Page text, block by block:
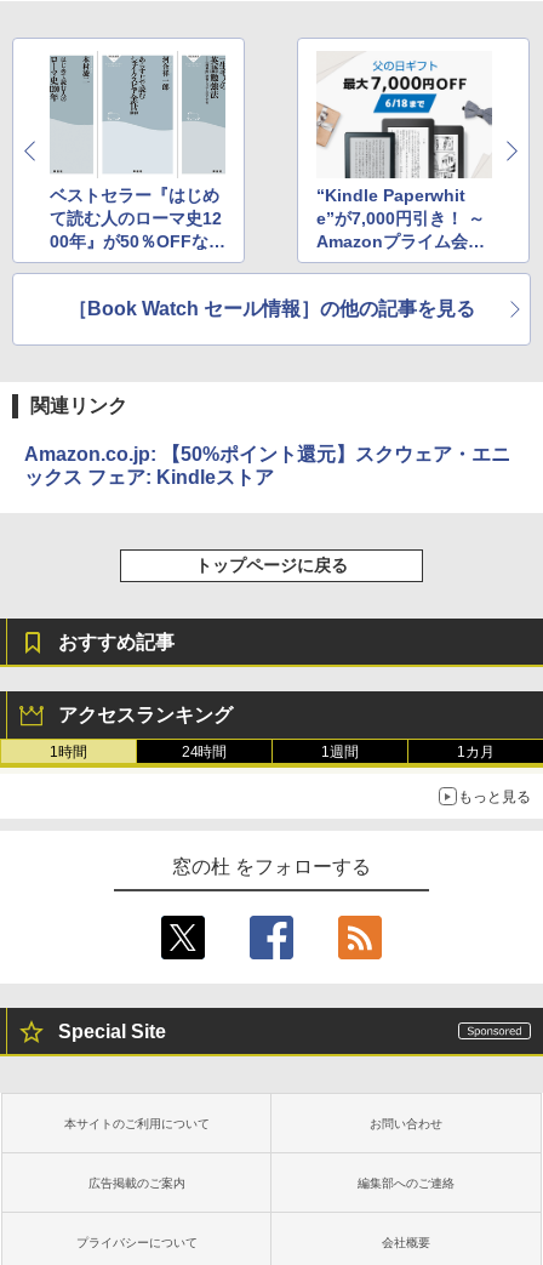
ベストセラー『はじめ
て読む人のローマ史12
00年』が50％OFFなど
Kindle本のセール
“Kindle Paperwhit
e”が7,000円引き！ ～
Amazonプライム会員
向け父の日セールが18
［Book Watch セール情報］の他の記事を見る
関連リンク
Amazon.co.jp: 【50%ポイント還元】スクウェア・エニ
ックス フェア: Kindleストア
トップページに戻る
おすすめ記事
アクセスランキング
1時間 24時間 1週間 1カ月
もっと見る
窓の杜 をフォローする
Special Site
本サイトのご利用について お問い合わせ
広告掲載のご案内 編集部へのご連絡
プライバシーについて 会社概要